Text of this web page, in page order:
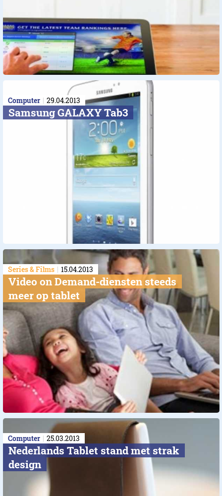
Computer 29.04.2013
Samsung GALAXY Tab3
Series & Films 15.04.2013
Video on Demand-diensten steeds
meer op tablet
Computer 25.03.2013
Nederlands Tablet stand met strak
design